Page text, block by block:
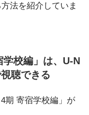
法を紹介していま
校編」は、U-N
聴できる
期 寄宿学校編」が